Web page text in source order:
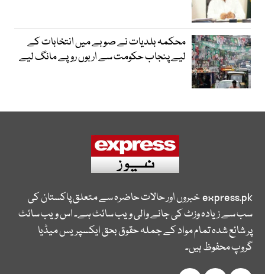
محکمہ بلدیات نے صوبے میں انتخابات کے
لیے پنجاب حکومت سے اربوں روپے مانگ لیے
express.pkخبروں اور حالات حاضرہ سے متعلق پاکستان کی
سب سے زیادہ وزٹ کی جانے والی ویب سائٹ ہے۔ اس ویب سائٹ
پر شائع شدہ تمام مواد کے جملہ حقوق بحق ایکسپریس میڈیا
گروپ محفوظ ہیں۔